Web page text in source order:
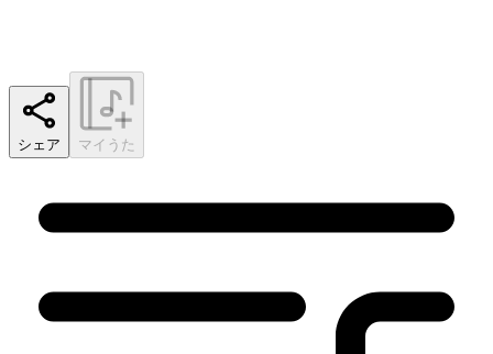
シェア マイうた